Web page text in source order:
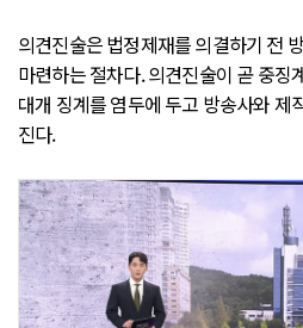
의견진술은 법정제재를 의결하기 전
마련하는 절차다. 의견진술이 곧 중징
대개 징계를 염두에 두고 방송사와 제
진다.